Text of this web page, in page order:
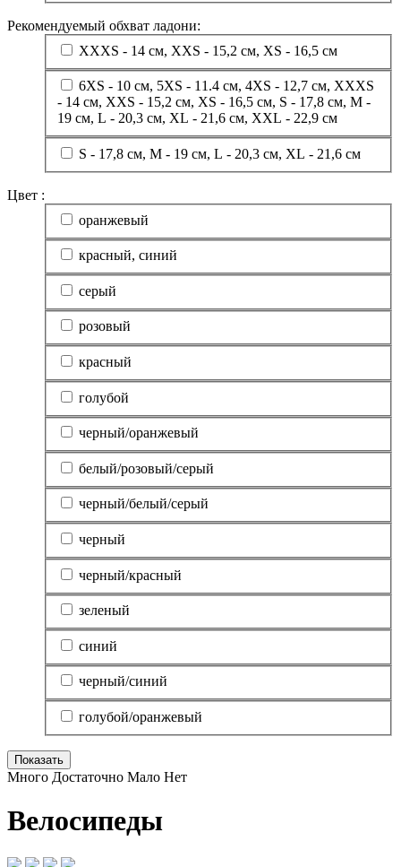
Рекомендуемый обхват ладони:
XXXS - 14 см, XXS - 15,2 см, XS - 16,5 см
6XS - 10 см, 5XS - 11.4 см, 4XS - 12,7 см, XXXS
- 14 см, XXS - 15,2 см, XS - 16,5 см, S - 17,8 см, M -
19 см, L - 20,3 см, XL - 21,6 см, XXL - 22,9 см
S - 17,8 см, M - 19 см, L - 20,3 см, XL - 21,6 см
Цвет :
оранжевый
красный, синий
серый
розовый
красный
голубой
черный/оранжевый
белый/розовый/серый
черный/белый/серый
черный
черный/красный
зеленый
синий
черный/синий
голубой/оранжевый
Много Достаточно Мало Нет
Велосипеды